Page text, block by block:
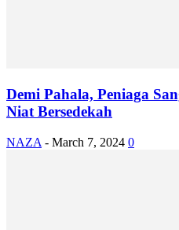
Demi Pahala, Peniaga
Niat Bersedekah
NAZA - March 7, 2024 0